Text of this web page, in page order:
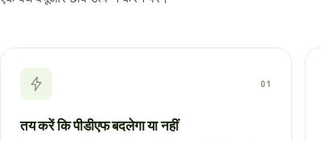
01
तय करें कि पीडीएफ बदलेगा या नहीं